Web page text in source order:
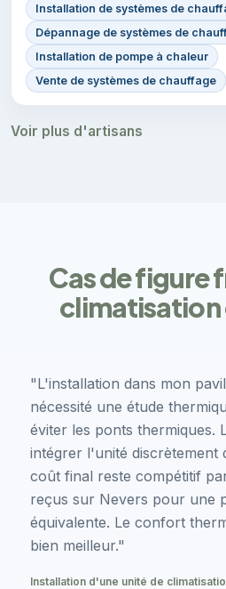
Installation de systèmes de
Dépannage de systèmes de
Installation de pompe à chaleur
Vente de systèmes de chauffage
Voir plus d'artisans
Cas de figure
climatisation
"L'installation dans mon
nécessité une étude
éviter les ponts thermiques.
intégrer l'unité discrètement
coût final reste compétitif
reçus sur Nevers pour une
équivalente. Le confort
bien meilleur."
Installation d'une unité de